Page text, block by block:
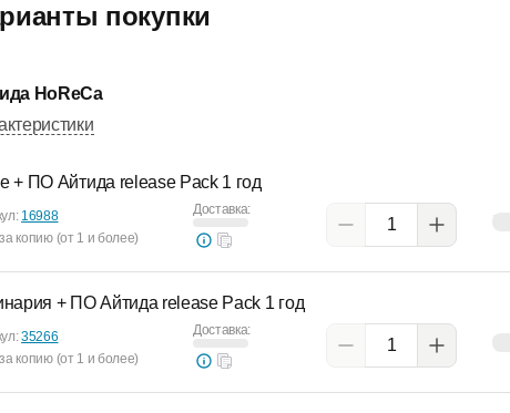
покупки
HoReCa
+ ПО Айтида release Pack 1 год
копию (от 1 и более)
16988 Доставка:
+ ПО Айтида release Pack 1 год
копию (от 1 и более)
35266 Доставка: